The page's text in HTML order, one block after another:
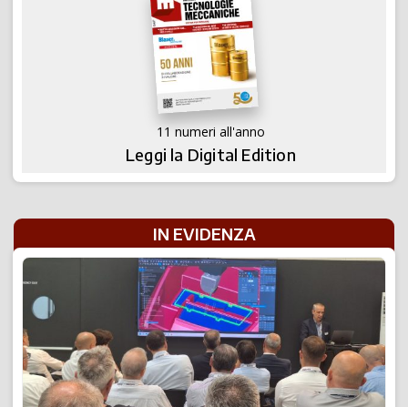
11 numeri all'anno
Leggi la Digital Edition
IN EVIDENZA